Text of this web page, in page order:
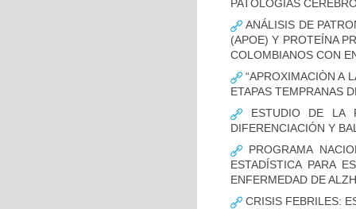
PATOLOGÍAS
ANÁLISIS DE
(APOE) Y PROTEÍNA
COLOMBIANOS CON
“APROXIMACIÒN A
ETAPAS TEMPRANAS
ESTUDIO DE LA
DIFERENCIACIÓN Y
PROGRAMA
ESTADÍSTICA PARA
ENFERMEDAD DE
CRISIS FEBRILES: